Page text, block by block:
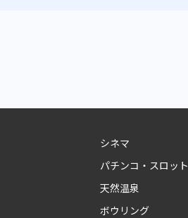
シネマ
パチンコ・スロット
天然温泉
ボウリング